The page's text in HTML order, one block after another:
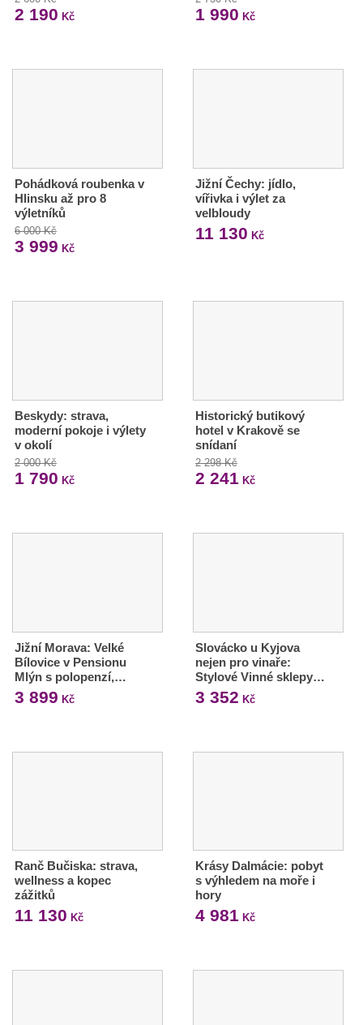
2 190 Kč 1 990 Kč
Pohádková roubenka v
Hlinsku až pro 8
výletníků
6 000 Kč
3 999 Kč
Jižní Čechy: jídlo,
vířivka i výlet za
velbloudy
11 130 Kč
Beskydy: strava,
moderní pokoje i výlety
v okolí
2 000 Kč
1 790 Kč
Historický butikový
hotel v Krakově se
snídaní
2 298 Kč
2 241 Kč
Jižní Morava: Velké
Bílovice v Pensionu
Mlýn s polopenzí,…
3 899 Kč
Slovácko u Kyjova
nejen pro vinaře:
Stylové Vinné sklepy…
3 352 Kč
Ranč Bučiska: strava,
wellness a kopec
zážitků
11 130 Kč
Krásy Dalmácie: pobyt
s výhledem na moře i
hory
4 981 Kč